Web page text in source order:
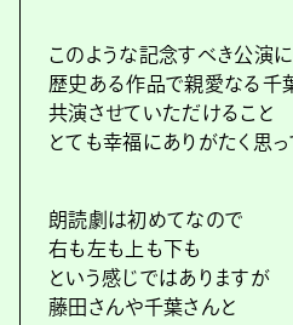
このような記念すべき公演に
歴史ある作品で親愛なる千
共演させていただけること
とても幸福にありがたく思っ
朗読劇は初めてなので
右も左も上も下も
という感じではありますが
藤田さんや千葉さんと